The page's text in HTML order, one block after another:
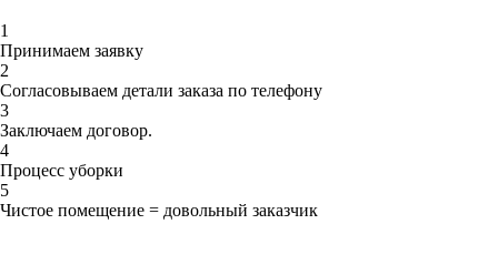
1
Принимаем заявку
2
Согласовываем детали заказа по телефону
3
Заключаем договор.
4
Процесс уборки
5
Чистое помещение = довольный заказчик